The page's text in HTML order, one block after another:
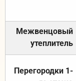
Межвенцовый
утеплитель
Перегородки 1-